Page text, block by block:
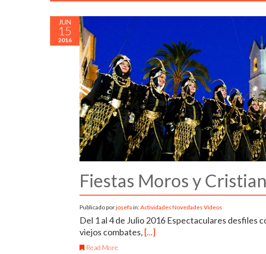
JUN
15
2016
Fiestas Moros y
Publicado porjosefa in:Actividades Novedades Vídeos
Del 1 al 4 de Julio 2016 Espectaculares desfiles
viejos combates, [...]
Read More